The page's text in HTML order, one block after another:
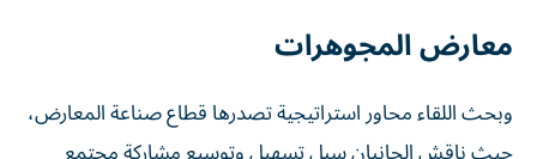
معارض المجوهرات
وبحث اللقاء محاور استراتيجية تصدرها قطاع صناعة المعارض،